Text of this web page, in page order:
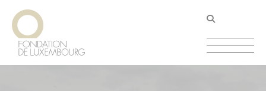
Direkt
zum
Inhalt
Cookie-Einstellungen